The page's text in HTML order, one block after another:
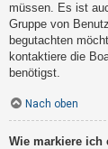
müssen. Es ist
Gruppe von
begutachten
kontaktiere die
benötigst.
Nach oben
Wie markiere ich